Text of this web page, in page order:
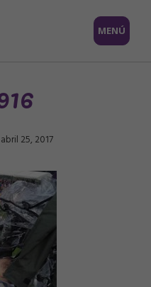
MENÚ
abril 25, 2017